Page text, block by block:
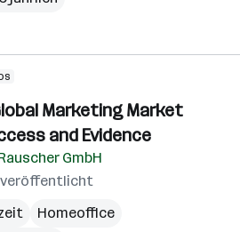
Marketing Market
and Evidence
GmbH
veröffentlicht
Homeoffice